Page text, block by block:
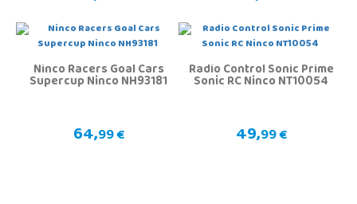
Ninco Racers Goal Cars
Supercup Ninco NH93181
64,99 €
Radio Control Sonic Prime
Sonic RC Ninco NT10054
49,99 €